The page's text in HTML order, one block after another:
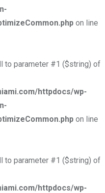
on line
to parameter #1 ($string) of
httpdocs/wp-
on line
to parameter #1 ($string) of
httpdocs/wp-